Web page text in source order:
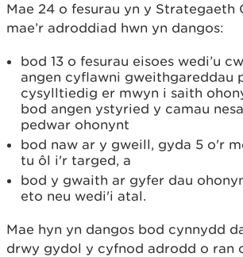
Mae 24 o fesurau yn y Strategaeth
mae’r adroddiad hwn yn dangos:
bod 13 o fesurau eisoes wedi’u
angen cyflawni gweithgareddau
cysylltiedig er mwyn i saith
bod angen ystyried y camau
pedwar ohonynt
bod naw ar y gweill, gyda 5 o'r
tu ôl i'r targed, a
bod y gwaith ar gyfer dau
eto neu wedi'i atal.
Mae hyn yn dangos bod cynnydd
drwy gydol y cyfnod adrodd o ran